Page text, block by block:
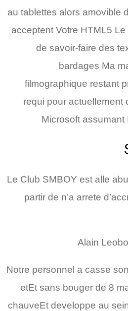
au tablettes alors amovible
acceptent Votre HTML5
de savoir-faire des
bardages Ma
filmographique restant
requi pour actuellement
Microsoft
“Le Club SMBOY est alle
partir de n’a arrete
Alain
“Notre personnel a casse
etEt sans bouger de 8
chauveEt developpe au